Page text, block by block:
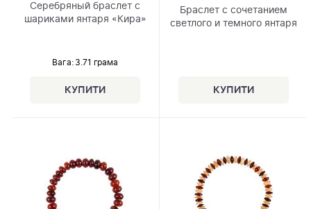
Серебряный браслет с
шариками янтаря «Кира»
Вага: 3.71 грама
Браслет с сочетанием
светлого и темного янтаря